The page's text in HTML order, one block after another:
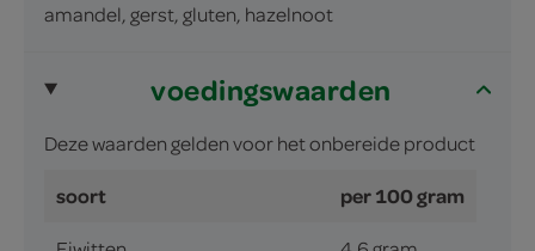
amandel, gerst, gluten, hazelnoot
voedingswaarden
Deze waarden gelden voor het onbereide product
soort per 100 gram